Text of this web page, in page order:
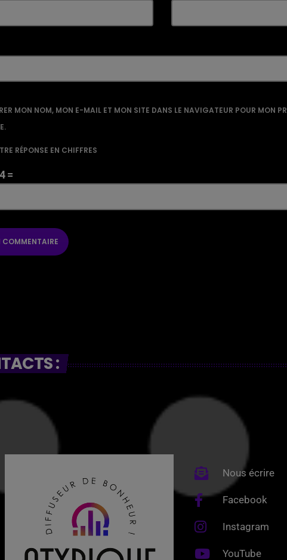
MON NOM, MON E-MAIL ET MON SITE DANS LE NAVIGATEUR POUR MON
RÉPONSE EN CHIFFRES
=
:
Nous écrire
Facebook
Instagram
YouTube